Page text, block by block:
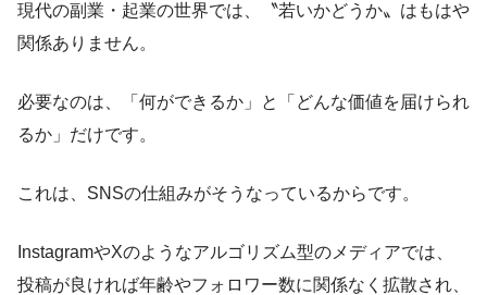
現代の副業・起業の世界では、〝若いかどうか〟はもはや
関係ありません。
必要なのは、「何ができるか」と「どんな価値を届けられ
るか」だけです。
これは、SNSの仕組みがそうなっているからです。
InstagramやXのようなアルゴリズム型のメディアでは、
投稿が良ければ年齢やフォロワー数に関係なく拡散され、